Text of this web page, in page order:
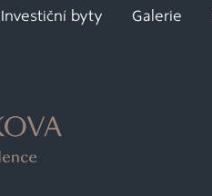
Investiční byty Galerie